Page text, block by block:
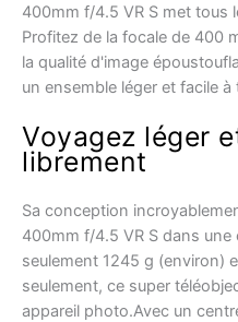
400mm f/4.5 VR S met tous
Profitez de la focale de 400
la qualité d'image
un ensemble léger et facile à
Voyagez léger
librement
Sa conception
400mm f/4.5 VR S dans
seulement 1245 g (environ)
seulement, ce super
appareil photo.Avec un